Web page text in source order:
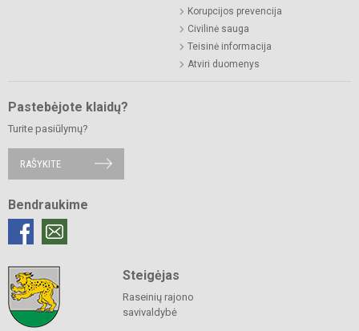
Korupcijos prevencija
Civilinė sauga
Teisinė informacija
Atviri duomenys
Pastebėjote klaidų?
Turite pasiūlymų?
RAŠYKITE
Bendraukime
Steigėjas
Raseinių rajono
savivaldybė